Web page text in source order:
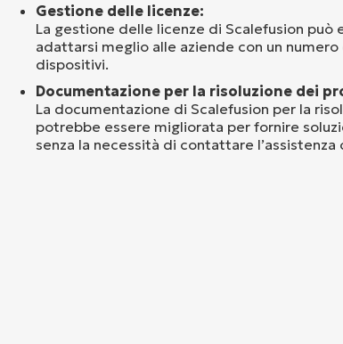
Gestione delle licenze:
La gestione delle licenze di Scalefusion può
adattarsi meglio alle aziende con un
dispositivi.
Documentazione per la risoluzione dei
La documentazione di Scalefusion per la
potrebbe essere migliorata per fornire
senza la necessità di contattare l’assistenza